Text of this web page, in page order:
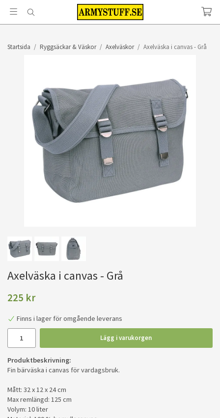
Startsida / Ryggsäckar & Väskor / Axelväskor / Axelväska i canvas - Grå
Axelväska i canvas - Grå
225 kr
Finns i lager för omgående leverans
Lägg i varukorgen
Produktbeskrivning:
Fin bärväska i canvas för vardagsbruk.
Mått: 32 x 12 x 24 cm
Max remlängd: 125 cm
Volym: 10 liter